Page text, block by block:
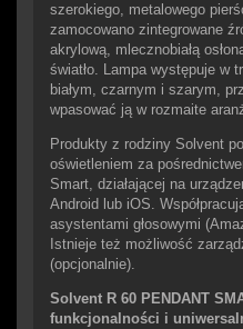
szerokiego, metalowego
zamocowano zintegrowane
akrylową, mlecznobiałą
światło. Lampa występuje w
białym, czarnym i szarym,
wpasować ją w rozmaite
Produkty z rodziny Solvent
oświetleniem za
Smart, działającej na
Android lub iOS.
asystentami głosowymi
Istnieje też możliwość
(opcjonalnie).
Solvent R 60 PENDANT
funkcjonalności i